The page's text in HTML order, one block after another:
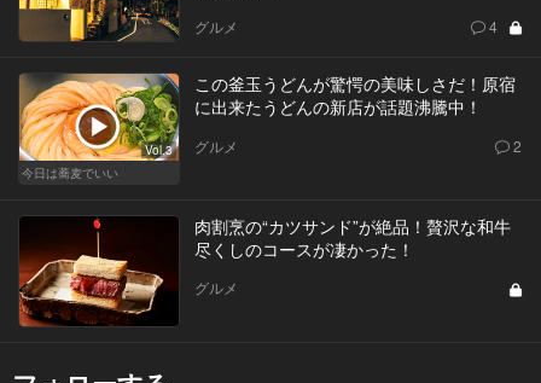
グルメ 4
Vol.3
今日は蕎麦でいい
この釜玉うどんが驚愕の美味しさだ！原宿
に出来たうどんの新店が話題沸騰中！
グルメ 2
肉割烹の“カツサンド”が絶品！贅沢な和牛
尽くしのコースが凄かった！
グルメ